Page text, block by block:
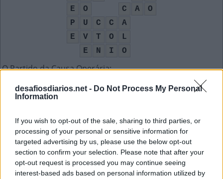
desafiosdiarios.net - Do Not Process My Personal
Information
If you wish to opt-out of the sale, sharing to third parties, or
processing of your personal or sensitive information for
targeted advertising by us, please use the below opt-out
section to confirm your selection. Please note that after your
opt-out request is processed you may continue seeing
interest-based ads based on personal information utilized by
E
O C A
O
P
U C C
A
E
V T O
L
E
N I O
O Partido da Causa Operária:
P
C
O
P
U C C
A
Centro de Tradições Nordestinas:
C
T
N